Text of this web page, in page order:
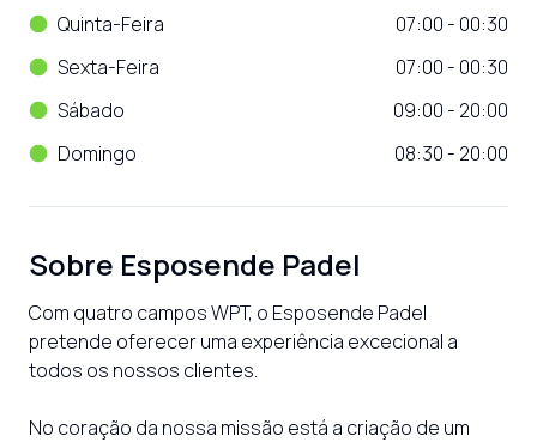
Quinta-Feira
07:00 - 00:30
Sexta-Feira
07:00 - 00:30
Sábado
09:00 - 20:00
Domingo
08:30 - 20:00
Sobre Esposende Padel
Com quatro campos WPT, o Esposende Padel
pretende oferecer uma experiência excecional a
todos os nossos clientes.
No coração da nossa missão está a criação de um